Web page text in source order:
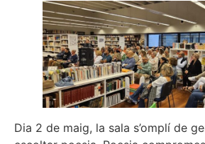
Dia 2 de maig, la sala s’omplí de